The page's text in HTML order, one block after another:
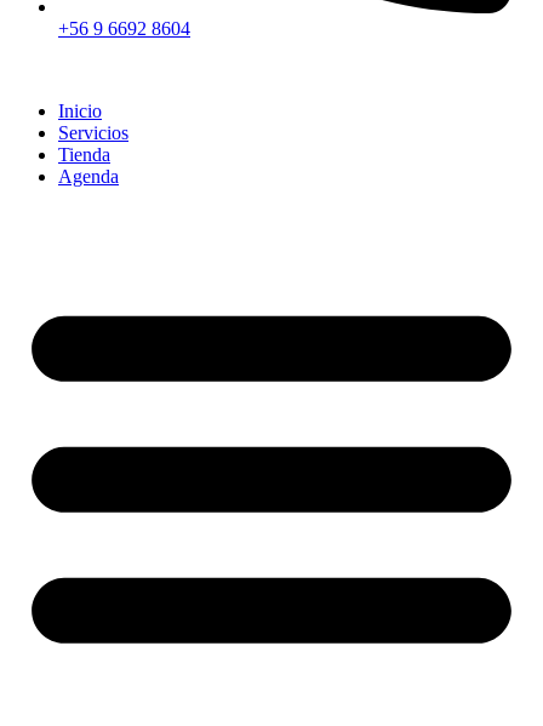
+56 9 6692 8604
Inicio
Servicios
Tienda
Agenda